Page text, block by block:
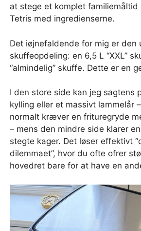
at stege et komplet familiemåltid
Tetris med ingredienserne.
Det iøjnefaldende for mig er den
skuffeopdeling: en 6,5 L “XXL”
“almindelig” skuffe. Dette er en
I den store side kan jeg sagtens
kylling eller et massivt lammelår
normalt kræver en frituregryde
– mens den mindre side klarer
stegte kager. Det løser effektivt
dilemmaet”, hvor du ofte ofrer
hovedret bare for at have en